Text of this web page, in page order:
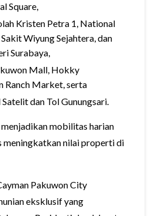
Square,
Kristen Petra 1, National
Wiyung Sejahtera, dan
Surabaya,
Mall, Hokky
Ranch Market, serta
dan Tol Gunungsari.
menjadikan mobilitas harian
meningkatkan nilai properti di
Pakuwon City
eksklusif yang